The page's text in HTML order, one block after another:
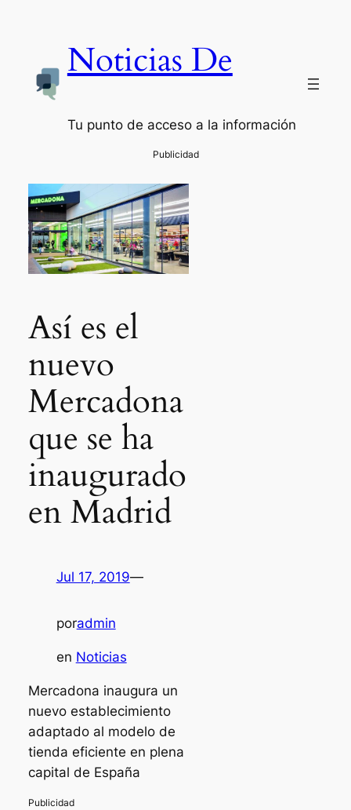
Noticias De
Tu punto de acceso a la información
Así es el
nuevo
Mercadona
que se ha
inaugurado
en Madrid
Jul 17, 2019—
poradmin
en Noticias
Mercadona inaugura un
nuevo establecimiento
adaptado al modelo de
tienda eficiente en plena
capital de España